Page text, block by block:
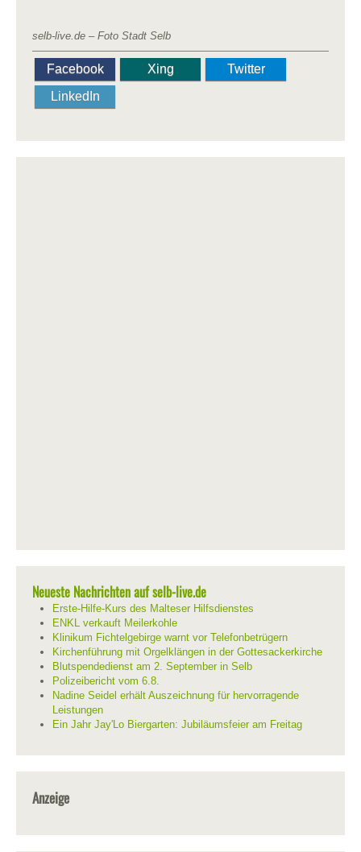
selb-live.de – Foto Stadt Selb
Facebook Xing
Twitter
LinkedIn
Neueste Nachrichten auf selb-live.de
Erste-Hilfe-Kurs des Malteser Hilfsdienstes
ENKL verkauft Meilerkohle
Klinikum Fichtelgebirge warnt vor Telefonbetrügern
Kirchenführung mit Orgelklängen in der Gottesackerkirche
Blutspendedienst am 2. September in Selb
Polizeibericht vom 6.8.
Nadine Seidel erhält Auszeichnung für hervorragende
Leistungen
Ein Jahr Jay'Lo Biergarten: Jubiläumsfeier am Freitag
Anzeige